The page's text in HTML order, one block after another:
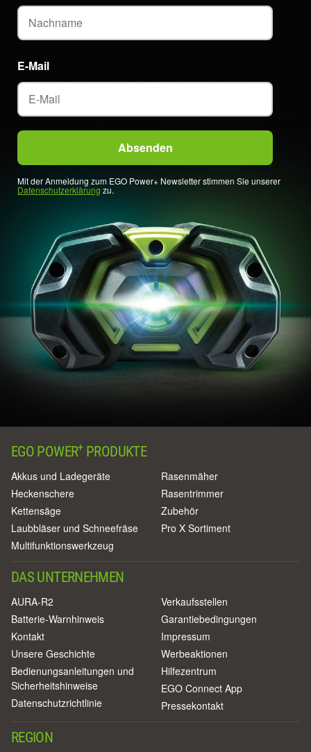
E-Mail
Mit der Anmeldung zum EGO Power+ Newsletter stimmen Sie unserer
Datenschutzerklärung zu.
EGO POWER+PRODUKTE
Akkus und Ladegeräte
Heckenschere
Kettensäge
Laubbläser und Schneefräse
Multifunktionswerkzeug
Rasenmäher
Rasentrimmer
Zubehör
Pro X Sortiment
DAS UNTERNEHMEN
AURA-R2
Batterie-Warnhinweis
Kontakt
Unsere Geschichte
Bedienungsanleitungen und
Sicherheitshinweise
Datenschutzrichtlinie
Verkaufsstellen
Garantiebedingungen
Impressum
Werbeaktionen
Hilfezentrum
EGO Connect App
Pressekontakt
REGION